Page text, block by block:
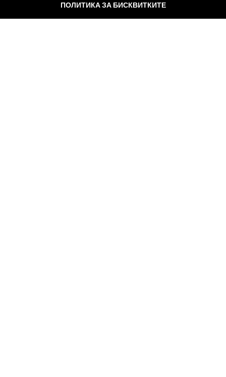
ПОЛИТИКА ЗА БИСКВИТКИТЕ